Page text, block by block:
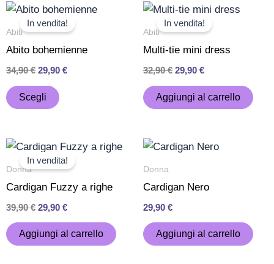
In vendita!
Abiti
Abito bohemienne
34,90€
Il
prezzo
originale
34,90 €.
29,90 €
Il
prezzo
attuale
29,90 €.
Scegli
Questo
prodotto
varianti.
Le
essere
scelte
del
prodotto
In vendita!
Abiti
Multi-tie mini dress
32,90€
Il
prezzo
originale
32,90 €.
29,90 €
Il
prezzo
attuale
29,90 €.
Aggiungi al carrello
In vendita!
Donna
Cardigan Fuzzy a righe
39,90€
Il
prezzo
originale
39,90 €.
29,90 €
Il
prezzo
attuale
29,90 €.
Aggiungi al carrello
Donna
Cardigan Nero
29,90 €
Aggiungi al carrello